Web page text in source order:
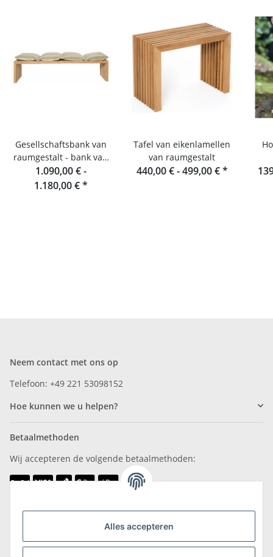
Alles accepteren
Gesellschaftsbank van
raumgestalt - bank van
eikenhouten lamellen
180 cm
1.090,00 € -
1.180,00 €*
Tafel van eikenlamellen
van raumgestalt
440,00 € -499,00 €*
Neem contact met ons op
Telefoon: +49 221 53098152
Hoe kunnen we u helpen?
Betaalmethoden
Wij accepteren de volgende betaalmethoden: